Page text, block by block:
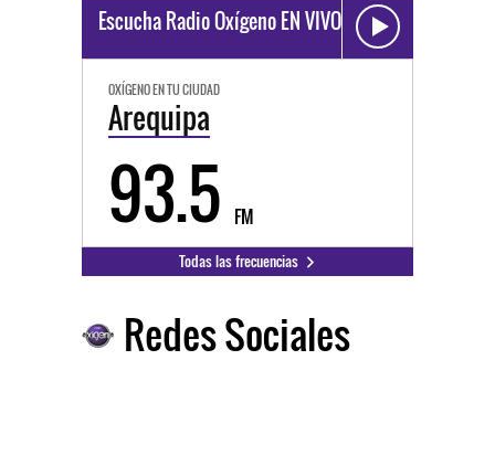
Escucha Radio Oxígeno EN VIVO
OXÍGENO EN TU CIUDAD
Arequipa
93.5 FM
Todas las frecuencias
Redes Sociales